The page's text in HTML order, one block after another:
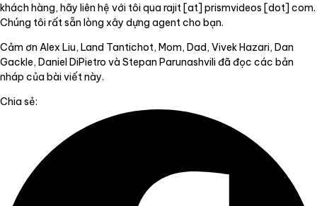
khách hàng, hãy liên hệ với tôi qua rajit [at] prismvideos [dot] com.
Chúng tôi rất sẵn lòng xây dựng agent cho bạn.
Cảm ơn Alex Liu, Land Tantichot, Mom, Dad, Vivek Hazari, Dan
Gackle, Daniel DiPietro và Stepan Parunashvili đã đọc các bản
nháp của bài viết này.
Chia sẻ: